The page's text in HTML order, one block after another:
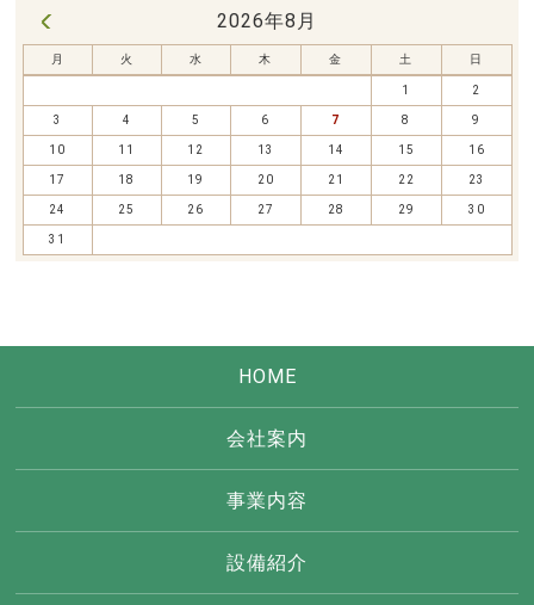
2026年8月
月 火 水 木 金 土 日
1 2
3 4 5 6 7 8 9
10 11 12 13 14 15 16
17 18 19 20 21 22 23
24 25 26 27 28 29 30
31
HOME
会社案内
事業内容
設備紹介